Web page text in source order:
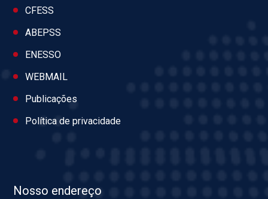
CFESS
ABEPSS
ENESSO
WEBMAIL
Publicações
Política de privacidade
Nosso endereço